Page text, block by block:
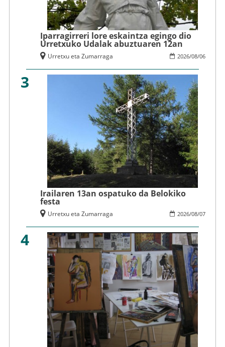
Iparragirreri lore eskaintza egingo dio
Urretxuko Udalak abuztuaren 12an
2026/08/06
Urretxu eta Zumarraga
3
Irailaren 13an ospatuko da Belokiko
festa
2026/08/07
Urretxu eta Zumarraga
4